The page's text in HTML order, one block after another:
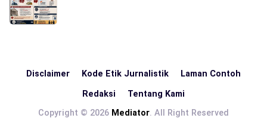
Disclaimer Kode Etik Jurnalistik Laman Contoh
Redaksi
Tentang Kami
Copyright © 2026 Mediator. All Right Reserved